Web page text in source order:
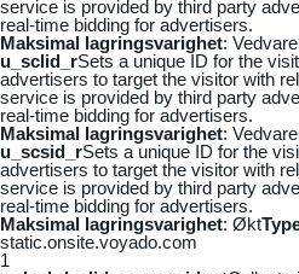
service is provided by third party
real-time bidding for advertisers.
Maksimal lagringsvarighet:
u_sclid_rSets a unique ID for the
advertisers to target the visitor with
service is provided by third party
real-time bidding for advertisers.
Maksimal lagringsvarighet:
u_scsid_rSets a unique ID for the
advertisers to target the visitor with
service is provided by third party
real-time bidding for advertisers.
Maksimal lagringsvarighet: Økt
static.onsite.voyado.com
1